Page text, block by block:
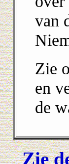
van
Zie
en
de
Zie